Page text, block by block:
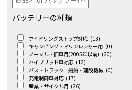
バッテリーの種類
アイドリングストップ対応 (13)
キャンピング・マリンレジャー用 (0)
ノーマル・旧車用(2005年以前) (20)
ハイブリッド車対応 (12)
バス・トラック・船舶・建設機械 (0)
充電制御車対応 (17)
産業・サイクル用 (26)